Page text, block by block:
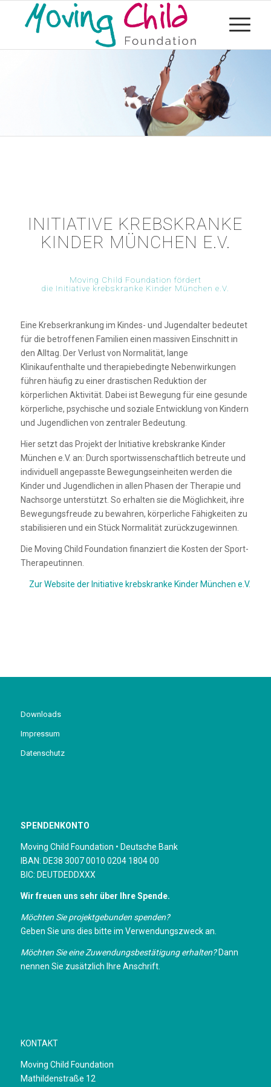
INITIATIVE KREBSKRANKE
KINDER MÜNCHEN E.V.
Moving Child Foundation fördert
die Initiative krebskranke Kinder München e.V.
Eine Krebserkrankung im Kindes- und Jugendalter bedeutet
für die betroffenen Familien einen massiven Einschnitt in
den Alltag. Der Verlust von Normalität, lange
Klinikaufenthalte und therapiebedingte Nebenwirkungen
führen häufig zu einer drastischen Reduktion der
körperlichen Aktivität. Dabei ist Bewegung für eine gesunde
körperliche, psychische und soziale Entwicklung von Kindern
und Jugendlichen von zentraler Bedeutung.
Hier setzt das Projekt der Initiative krebskranke Kinder
München e.V. an: Durch sportwissenschaftlich betreute und
individuell angepasste Bewegungseinheiten werden die
Kinder und Jugendlichen in allen Phasen der Therapie und
Nachsorge unterstützt. So erhalten sie die Möglichkeit, ihre
Bewegungsfreude zu bewahren, körperliche Fähigkeiten zu
stabilisieren und ein Stück Normalität zurückzugewinnen.
Die Moving Child Foundation finanziert die Kosten der Sport-
Therapeutinnen.
Zur Website der Initiative krebskranke Kinder München e.V.
Downloads
Impressum
Datenschutz
SPENDENKONTO
Moving Child Foundation • Deutsche Bank
IBAN: DE38 3007 0010 0204 1804 00
BIC: DEUTDEDDXXX
Wir freuen uns sehr über Ihre Spende.
Möchten Sie projektgebunden spenden?
Geben Sie uns dies bitte im Verwendungszweck an.
Möchten Sie eine Zuwendungsbestätigung erhalten?Dann
nennen Sie zusätzlich Ihre Anschrift.
KONTAKT
Moving Child Foundation
Mathildenstraße 12